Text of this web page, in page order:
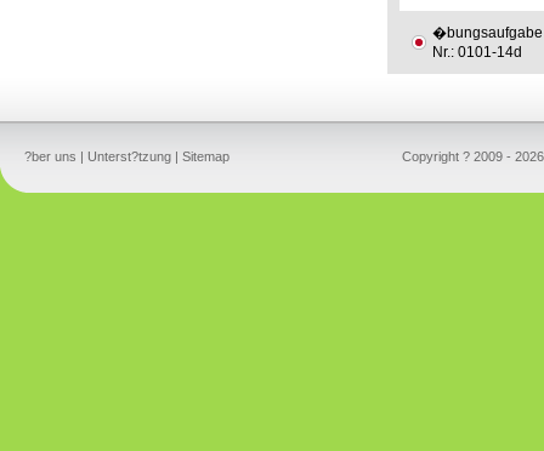
�bungsaufgabe
Nr.: 0101-14d
?ber uns | Unterst?tzung | Sitemap Copyright ? 2009 -